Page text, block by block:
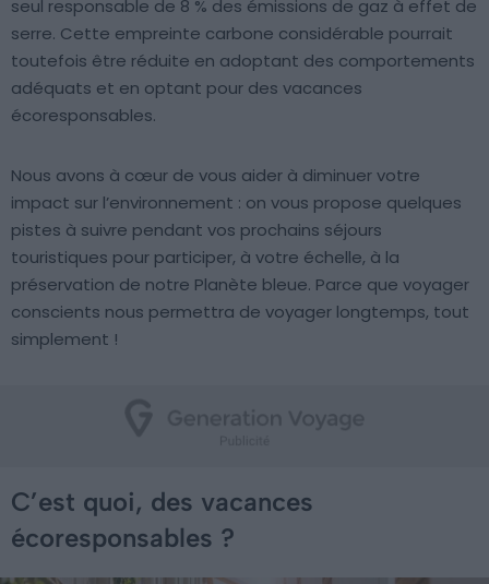
seul responsable de 8 % des émissions de gaz à effet de
serre. Cette empreinte carbone considérable pourrait
toutefois être réduite en adoptant des comportements
adéquats et en optant pour des vacances
écoresponsables.
Nous avons à cœur de vous aider à diminuer votre
impact sur l’environnement : on vous propose quelques
pistes à suivre pendant vos prochains séjours
touristiques pour participer, à votre échelle, à la
préservation de notre Planète bleue. Parce que voyager
conscients nous permettra de voyager longtemps, tout
simplement !
C’est quoi, des vacances
écoresponsables ?